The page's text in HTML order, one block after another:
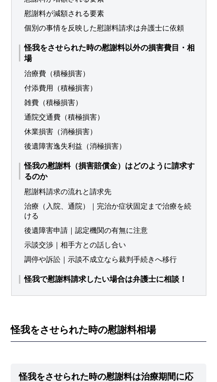
慰謝料が減額される要素
個別の事情を反映した慰謝料請求は弁護士に依頼
怪我をさせられた時の慰謝料以外の損害費目・相
場
治療費（積極損害）
付添費用（積極損害）
雑費（積極損害）
通院交通費（積極損害）
休業損害（消極損害）
後遺障害逸失利益（消極損害）
怪我の慰謝料（損害賠償金）はどのように請求す
るのか
慰謝料請求の流れと請求先
治療（入院、通院）｜完治か症状固定まで治療を続
ける
後遺障害申請｜認定機関の有無に注意
示談交渉｜相手方との話し合い
調停や訴訟｜示談不成立なら裁判手続きへ移行
怪我で慰謝料請求したい場合は弁護士に相談！
怪我をさせられた時の慰謝料相場
怪我をさせられた時の慰謝料は治療期間に応